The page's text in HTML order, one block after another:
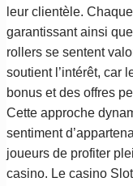
leur clientèle.
garantissant ainsi
rollers se sentent
soutient l’intérêt, car
bonus et des offres
Cette approche
sentiment
joueurs de profiter
casino. Le casino